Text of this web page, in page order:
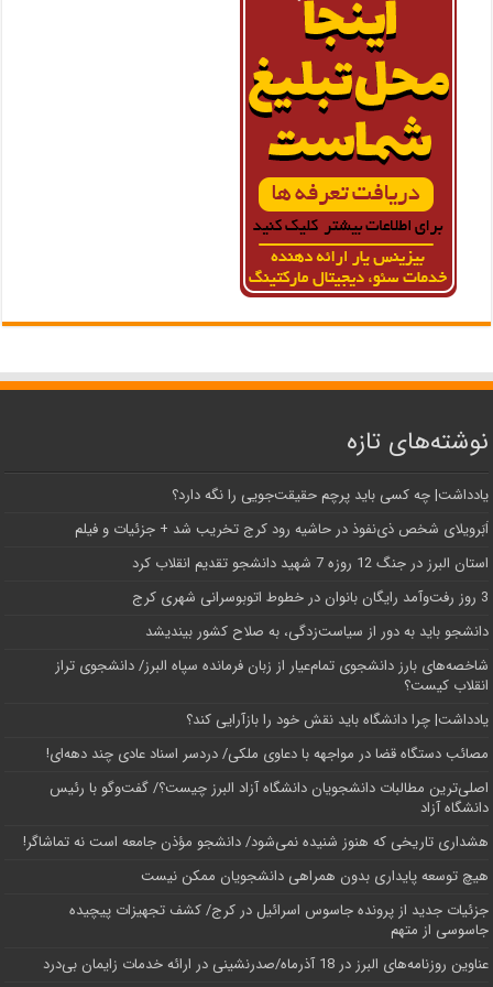
نوشته‌های تازه
یادداشت| ‌چه کسی باید پرچم حقیقت‌جویی را نگه دارد؟
اَبَر‌ویلای شخص ذی‌نفوذ در حاشیه‌ رود کرج تخریب شد + جزئیات و فیلم
استان البرز در جنگ 12 روزه 7 شهید دانشجو تقدیم انقلاب کرد
3 روز رفت‌وآمد رایگان بانوان در خطوط اتوبوسرانی شهری کرج
دانشجو باید به دور از سیاست‌زدگی، به صلاح کشور بیندیشد
شاخصه‌های بارز دانشجوی تمام‌عیار از زبان فرمانده سپاه البرز/ دانشجوی تراز
انقلاب کیست؟
یادداشت| چرا دانشگاه باید نقش خود را بازآرایی کند؟
مصائب دستگاه قضا در مواجهه با دعاوی ملکی/ دردسر اسناد عادی چند‌ دهه‌ای!
اصلی‌ترین مطالبات دانشجویان دانشگاه آزاد البرز چیست؟/ گفت‌وگو با رئیس
دانشگاه آز‌اد
هشداری تاریخی که هنوز شنیده نمی‌شود/ دانشجو مؤذن جامعه است نه تماشاگر!
هیچ توسعه پایداری بدون همراهی دانشجویان ممکن نیست
جزئیات جدید از پرونده جاسوس اسرائیل در کرج/‌ کشف تجهیزات پیچیده
جاسوسی از متهم
عناوین روزنامه‌های البرز در ‌18 آذرماه/صدرنشینی در ارائه خدمات زایمان بی‌درد